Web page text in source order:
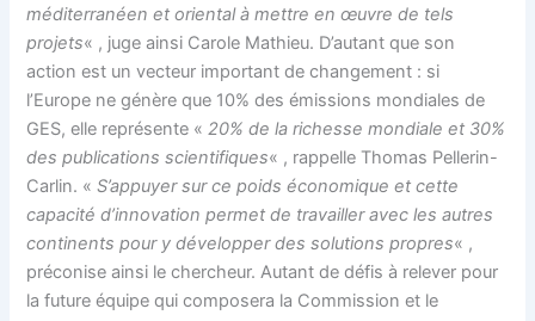
méditerranéen et oriental à mettre en œuvre de tels
projets« , juge ainsi Carole Mathieu. D’autant que son
action est un vecteur important de changement : si
l’Europe ne génère que 10% des émissions mondiales de
GES, elle représente «20% de la richesse mondiale et 30%
des publications scientifiques« , rappelle Thomas Pellerin-
Carlin. «S’appuyer sur ce poids économique et cette
capacité d’innovation permet de travailler avec les autres
continents pour y développer des solutions propres« ,
préconise ainsi le chercheur. Autant de défis à relever pour
la future équipe qui composera la Commission et le